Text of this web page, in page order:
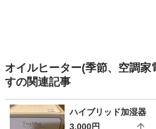
オイルヒーター(季節、空調家
すの関連記事
ハイブリッド加湿器
3,000円